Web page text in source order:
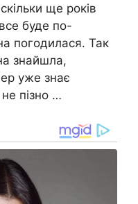
ще років
буде по-
погодилася. Так
знайшла,
уже знає
пізно …